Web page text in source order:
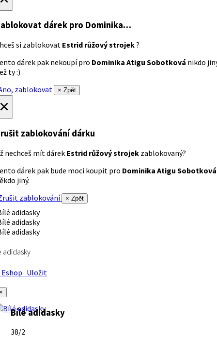
dárek pro Dominika…
si zablokovat Estrid růžový strojek?
dárek pak nekoupí pro Dominika Atigu Sobotková nikdo
ty :)
zablokovat
× Zpět
zablokování dárku
nechceš mít dárek Estrid růžový strojek zablokovaný?
dárek pak bude moci koupit pro Dominika Atigu Sobotková
jiný.
zablokování
× Zpět
adidasky
Uložit
Bílé adidasky
38/2